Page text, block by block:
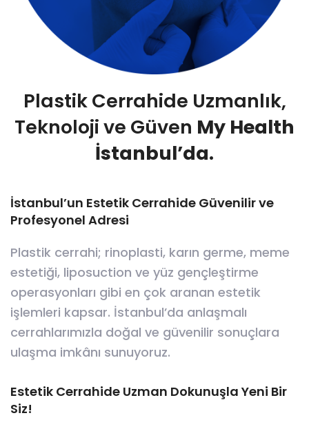
Plastik Cerrahide Uzmanlık,
Teknoloji ve Güven My Health
İstanbul’da.
İstanbul’un Estetik Cerrahide Güvenilir ve
Profesyonel Adresi
Plastik cerrahi; rinoplasti, karın germe, meme
estetiği, liposuction ve yüz gençleştirme
operasyonları gibi en çok aranan estetik
işlemleri kapsar. İstanbul’da anlaşmalı
cerrahlarımızla doğal ve güvenilir sonuçlara
ulaşma imkânı sunuyoruz.
Estetik Cerrahide Uzman Dokunuşla Yeni Bir
Siz!